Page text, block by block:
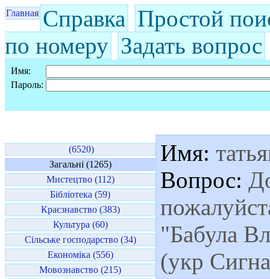
Главная Справка Простой
по номеру Задать вопрос
Имя:
Пароль:
(6520)
Загальні (1265)
Мистецтво (112)
Бібліотека (59)
Краєзнавство (383)
Культура (60)
Сільське господарство (34)
Економіка (556)
Мовознавство (215)
Имя:
Вопрос:
"Бабула
(укр